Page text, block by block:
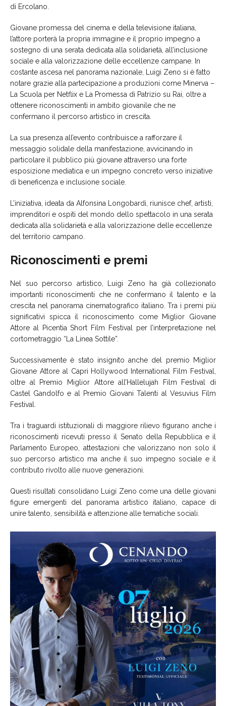
di Ercolano.
Giovane promessa del cinema e della televisione italiana,
l’attore porterà la propria immagine e il proprio impegno a
sostegno di una serata dedicata alla solidarietà, all’inclusione
sociale e alla valorizzazione delle eccellenze campane. In
costante ascesa nel panorama nazionale, Luigi Zeno si è fatto
notare grazie alla partecipazione a produzioni come Minerva –
La Scuola per Netflix e La Promessa di Patrizio su Rai, oltre a
ottenere riconoscimenti in ambito giovanile che ne
confermano il percorso artistico in crescita.
La sua presenza all’evento contribuisce a rafforzare il
messaggio solidale della manifestazione, avvicinando in
particolare il pubblico più giovane attraverso una forte
esposizione mediatica e un impegno concreto verso iniziative
di beneficenza e inclusione sociale.
L’iniziativa, ideata da Alfonsina Longobardi, riunisce chef, artisti,
imprenditori e ospiti del mondo dello spettacolo in una serata
dedicata alla solidarietà e alla valorizzazione delle eccellenze
del territorio campano.
Riconoscimenti e premi
Nel suo percorso artistico, Luigi Zeno ha già collezionato
importanti riconoscimenti che ne confermano il talento e la
crescita nel panorama cinematografico italiano. Tra i premi più
significativi spicca il riconoscimento come Miglior Giovane
Attore al Picentia Short Film Festival per l’interpretazione nel
cortometraggio “La Linea Sottile”.
Successivamente è stato insignito anche del premio Miglior
Giovane Attore al Capri Hollywood International Film Festival,
oltre al Premio Miglior Attore all’Hallelujah Film Festival di
Castel Gandolfo e al Premio Giovani Talenti al Vesuvius Film
Festival.
Tra i traguardi istituzionali di maggiore rilievo figurano anche i
riconoscimenti ricevuti presso il Senato della Repubblica e il
Parlamento Europeo, attestazioni che valorizzano non solo il
suo percorso artistico ma anche il suo impegno sociale e il
contributo rivolto alle nuove generazioni.
Questi risultati consolidano Luigi Zeno come una delle giovani
figure emergenti del panorama artistico italiano, capace di
unire talento, sensibilità e attenzione alle tematiche sociali.